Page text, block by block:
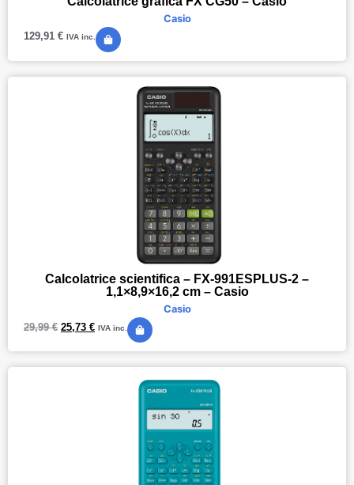
Casio
129,91 € IVA inc.
Calcolatrice scientifica – FX-991ESPLUS-2 –
1,1×8,9×16,2 cm – Casio
Casio
29,99€ 25,73 € IVA inc.